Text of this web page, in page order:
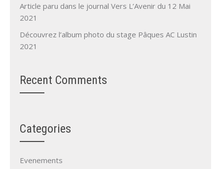
Article paru dans le journal Vers L’Avenir du 12 Mai
2021
Découvrez l’album photo du stage Pâques AC Lustin
2021
Recent Comments
Categories
Evenements